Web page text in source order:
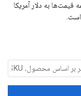
هر ۱۰۰۰ رویداد. همه قیمت‌ها به دلار آمریکا
است.